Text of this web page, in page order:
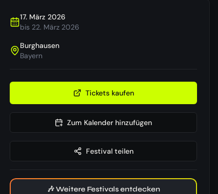
17. März 2026
bis 22. März 2026
Burghausen
Bayern
Tickets kaufen
Zum Kalender hinzufügen
Festival teilen
🎶 Weitere Festivals entdecken